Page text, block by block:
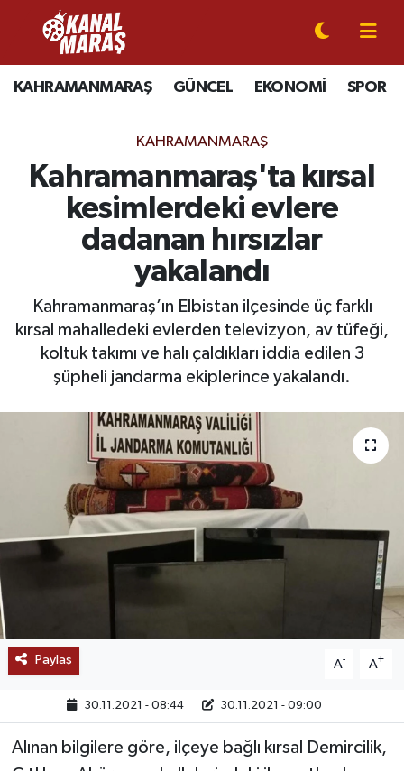
KAHRAMANMARAŞ GÜNCEL EKONOMİ SPOR
KAHRAMANMARAŞ
Kahramanmaraş'ta kırsal
kesimlerdeki evlere
dadanan hırsızlar
yakalandı
Kahramanmaraş’ın Elbistan ilçesinde üç farklı
kırsal mahalledeki evlerden televizyon, av tüfeği,
koltuk takımı ve halı çaldıkları iddia edilen 3
şüpheli jandarma ekiplerince yakalandı.
Paylaş A- A+
30.11.2021 - 08:44 30.11.2021 - 09:00
Alınan bilgilere göre, ilçeye bağlı kırsal Demircilik,
CANLI YAYIN
KAHRAMANMARAŞ
SPOR
SİYASET
EKONOMİ
GÜNDEM
MAGAZİN
SAĞLIK
EĞİTİM
BÖLGE
DÜNYA
TREND
MEDYA
Kahramanmaraş Nöbetçi Eczaneler
Kahramanmaraş Hava Durumu
Kahramanmaraş Trafik Yoğunluk Haritası
Süper Lig Puan Durumu ve Fikstür
Tüm Manşetler
Son Dakika Haberleri
Haber Arşivi